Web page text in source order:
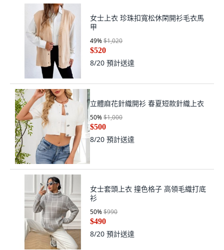
女士上衣 珍珠扣寬松休閑開衫毛衣馬
甲
49%$1,020
$520
8/20 預計送達
立體麻花針織開衫 春夏短款針織上衣
50%$1,000
$500
8/20 預計送達
女士套頭上衣 撞色格子 高領毛織打底
衫
50%$990
$490
8/20 預計送達